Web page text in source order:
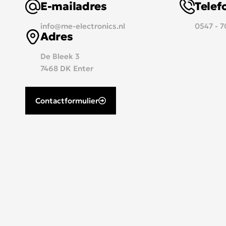
E-mailadres
info@me-electronics.nl 0547 -
Adres
De Bleek 3
7468 DK Enter
Contactformulier